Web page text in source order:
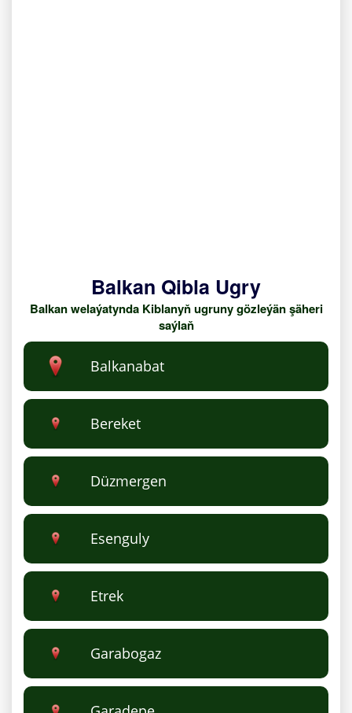
Balkan Qibla Ugry
Balkan welaýatynda Kiblanyň ugruny gözleýän şäheri
saýlaň
Balkanabat
Bereket
Düzmergen
Esenguly
Etrek
Garabogaz